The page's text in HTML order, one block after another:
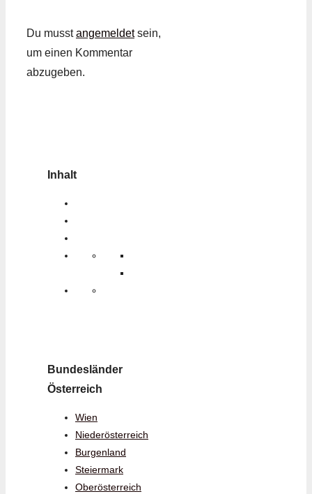
Du musstangemeldetsein,
um einen Kommentar
abzugeben.
Inhalt
Bundesländer
Österreich
Wien
Niederösterreich
Burgenland
Steiermark
Oberösterreich